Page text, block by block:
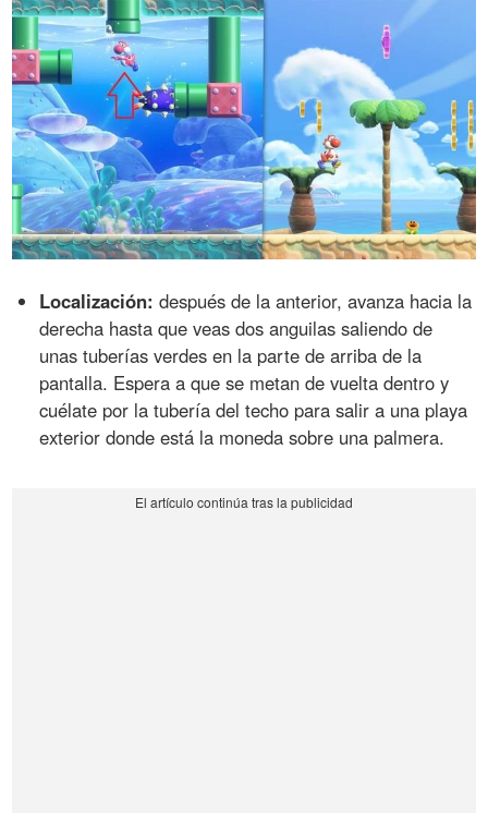
Localización: después de la anterior, avanza hacia la
derecha hasta que veas dos anguilas saliendo de
unas tuberías verdes en la parte de arriba de la
pantalla. Espera a que se metan de vuelta dentro y
cuélate por la tubería del techo para salir a una playa
exterior donde está la moneda sobre una palmera.